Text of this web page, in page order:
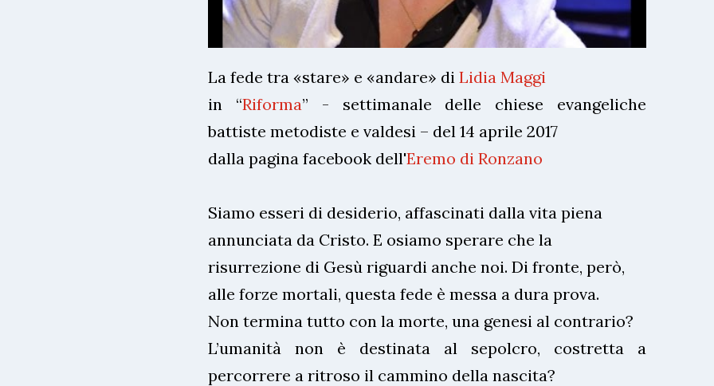
La fede tra «stare» e «andare» di Lidia Maggi
in “Riforma” - settimanale delle chiese evangeliche
battiste metodiste e valdesi – del 14 aprile 2017
dalla pagina facebook dell'Eremo di Ronzano
Siamo esseri di desiderio, affascinati dalla vita piena
annunciata da Cristo. E osiamo sperare che la
risurrezione di Gesù riguardi anche noi. Di fronte, però,
alle forze mortali, questa fede è messa a dura prova.
Non termina tutto con la morte, una genesi al contrario?
L’umanità non è destinata al sepolcro, costretta a
percorrere a ritroso il cammino della nascita?